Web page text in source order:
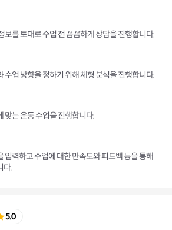
보를 토대로 수업 전 꼼꼼하게 상담을 진행합니다.
수업 방향을 정하기 위해 체형 분석을 진행합니다.
맞는 운동 수업을 진행합니다.
입력하고 수업에 대한 만족도와 피드백 등을 통해
다.
5.0